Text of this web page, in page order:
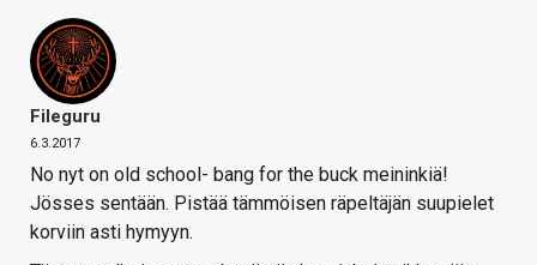
Fileguru
6.3.2017
No nyt on old school- bang for the buck meininkiä!
Jösses sentään. Pistää tämmöisen räpeltäjän suupielet
korviin asti hymyyn.